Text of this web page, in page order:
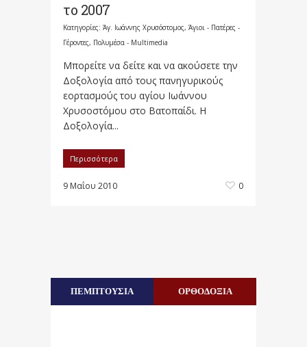
το 2007
Κατηγορίες: Άγ. Ιωάννης Χρυσόστομος, Άγιοι - Πατέρες -
Γέροντες, Πολυμέσα - Multimedia
Μπορείτε να δείτε και να ακούσετε την
Δοξολογία από τους πανηγυρικούς
εορτασμούς του αγίου Ιωάννου
Χρυσοστόμου στο Βατοπαίδι. Η
Δοξολογία...
Περισσότερα
9 Μαΐου 2010 0
ΠΕΜΠΤΟΥΣΙΑ ΟΡΘΟΔΟΞΙΑ